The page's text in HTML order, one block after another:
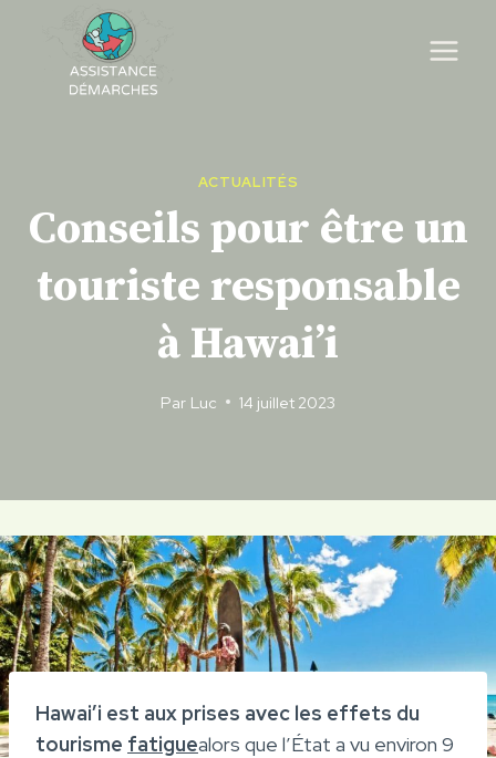
content
ACTUALITÉS
Conseils pour être un
touriste responsable
à Hawai’i
Par Luc 14 juillet 2023
Hawai’i est aux prises avec les effets du
tourisme fatiguealors que l’État a vu environ 9